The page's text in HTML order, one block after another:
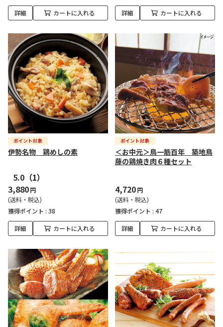
詳細 カートに入れる 詳細 カートに入れる
伊勢名物 鶏めしの素
5.0 （1）
3,880円
(送料・税込)
獲得ポイント : 38
詳細 カートに入れる
＜お中元＞鳥一筋百年 築地鳥
藤の鶏焼き肉６種セット
4,720円
(送料・税込)
獲得ポイント : 47
詳細 カートに入れる